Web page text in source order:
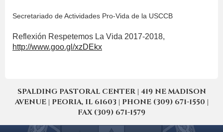
Secretariado de Actividades Pro-Vida de la USCCB
Reflexión Respetemos La Vida 2017-2018,
http://www.goo.gl/xzDEkx
SPALDING PASTORAL CENTER | 419 NE MADISON
AVENUE | PEORIA, IL 61603 | PHONE (309) 671-1550 |
FAX (309) 671-1579